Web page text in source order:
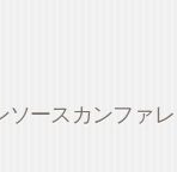
ソースカンファ